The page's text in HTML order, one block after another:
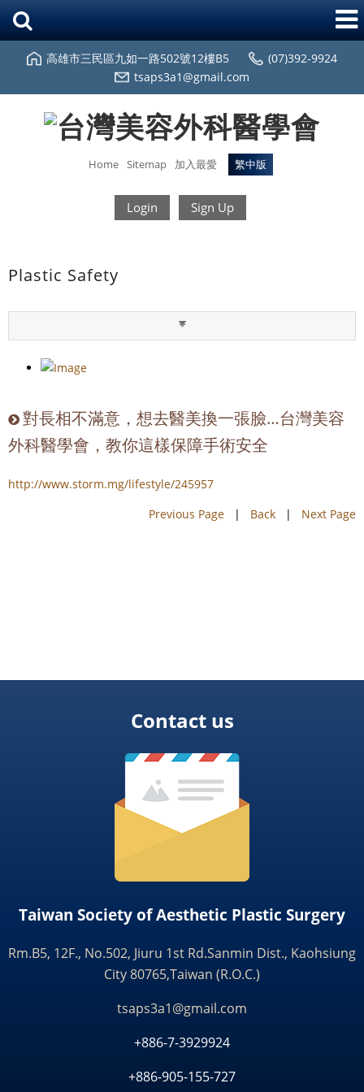
高雄市三民區九如一路502號12樓B5
(07)392-9924
tsaps3a1@gmail.com
Home Sitemap 加入最愛 繁中版
Login Sign Up
Plastic Safety
對長相不滿意，想去醫美換一張臉…台灣美容
外科醫學會，教你這樣保障手術安全
http://www.storm.mg/lifestyle/245957
Previous Page | Back | Next Page
Contact us
Taiwan Society of Aesthetic Plastic Surgery
Rm.B5, 12F., No.502, Jiuru 1st Rd.Sanmin Dist., Kaohsiung
City 80765,Taiwan (R.O.C.)
tsaps3a1@gmail.com
+886-7-3929924
+886-905-155-727